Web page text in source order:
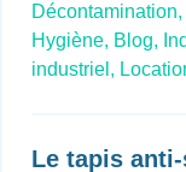
Décontamination,
Hygiène, Blog,
industriel,
Le tapis